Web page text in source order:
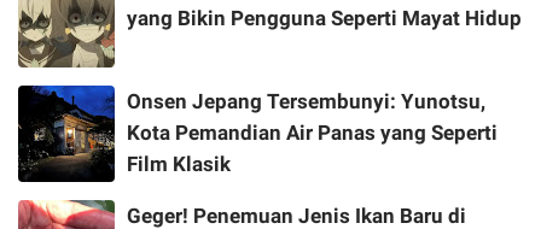
yang Bikin Pengguna Seperti Mayat Hidup
Onsen Jepang Tersembunyi: Yunotsu,
Kota Pemandian Air Panas yang Seperti
Film Klasik
Geger! Penemuan Jenis Ikan Baru di